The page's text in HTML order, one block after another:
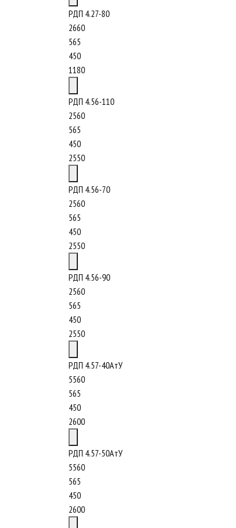
РДП 4.27-80
2660
565
450
1180
РДП 4.56-110
2560
565
450
2550
РДП 4.56-70
2560
565
450
2550
РДП 4.56-90
2560
565
450
2550
РДП 4.57-40АтУ
5560
565
450
2600
РДП 4.57-50АтУ
5560
565
450
2600